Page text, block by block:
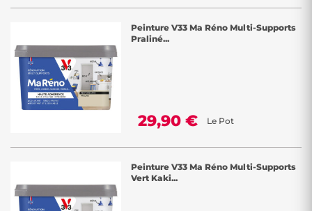
Peinture V33 Ma Réno Multi-Supports
Praliné...
29,90 € Le Pot
Peinture V33 Ma Réno Multi-Supports
Vert Kaki...